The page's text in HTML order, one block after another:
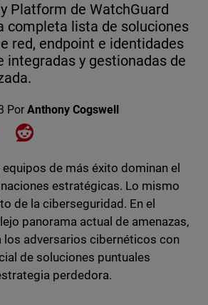
Platform de WatchGuard
completa lista de soluciones
red, endpoint e identidades
integradas y gestionadas de
Por Anthony Cogswell
Facebook
Share on XShare on Reddit
de más éxito dominan el
estratégicas. Lo mismo
de la ciberseguridad. En el
panorama actual de amenazas,
los adversarios cibernéticos con
de soluciones puntuales
perdedora.